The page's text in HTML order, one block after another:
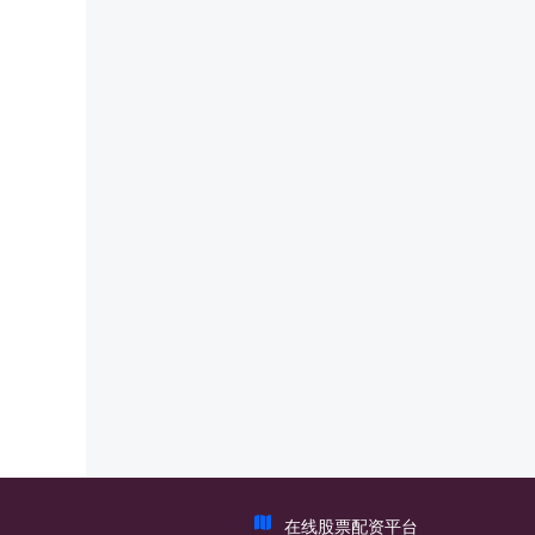
在线股票配资平台